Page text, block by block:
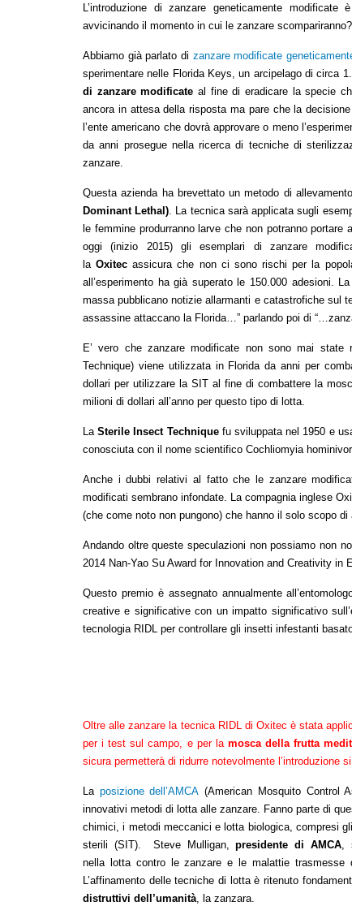
L’introduzione di zanzare geneticamente
avvicinando il momento in cui le zanzare scompariranno?
Abbiamo già parlato di zanzare modificate
sperimentare nelle Florida Keys, un arcipelago di circa
di zanzare modificate al fine di eradicare la specie
ancora in attesa della risposta ma pare che la
l’ente americano che dovrà approvare o meno
da anni prosegue nella ricerca di tecniche di
zanzare.
Questa azienda ha brevettato un metodo di
Dominant Lethal). La tecnica sarà applicata sugli
le femmine produrranno larve che non potranno
oggi (inizio 2015) gli esemplari di zanzare
laOxitec assicura che non ci sono rischi per la
all’esperimento ha già superato le 150.000 adesioni.
massa pubblicano notizie allarmanti e catastrofiche sul
assassine attaccano la Florida…” parlando poi di
E’ vero che zanzare modificate non sono mai
Technique) viene utilizzata in Florida da anni per
dollari per utilizzare la SIT al fine di combattere la
milioni di dollari all’anno per questo tipo di lotta.
La Sterile Insect Techniquefu sviluppata nel 1950 e
conosciuta con il nome scientifico Cochliomyia
Anche i dubbi relativi al fatto che le zanzare
modificati sembrano infondate. La compagnia inglese
(che come noto non pungono) che hanno il solo scopo
Andando oltre queste speculazioni non possiamo non
2014 Nan-Yao Su Award for Innovation and Creativity
Questo premio è assegnato annualmente
creative e significative con un impatto significativo
tecnologia RIDL per controllare gli insetti infestanti
Oltre alle zanzare la tecnica RIDL di Oxitec è stata
per i test sul campo, e per la mosca della frutta
sicura permetterà di ridurre notevolmente l’introduzione
Laposizione dell’AMCA (American Mosquito Control
innovativi metodi di lotta alle zanzare. Fanno parte di
chimici, i metodi meccanici e lotta biologica, compresi
sterili (SIT). Steve Mulligan,presidente di AMCA,
nella lotta contro le zanzare e le malattie trasmesse
L’affinamento delle tecniche di lotta è ritenuto
distruttivi dell’umanità, la zanzara.